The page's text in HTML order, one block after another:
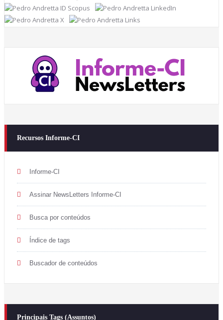
Recursos Informe-CI
Informe-CI
Assinar NewsLetters Informe-CI
Busca por conteúdos
Índice de tags
Buscador de conteúdos
Principais Tags (Assuntos)